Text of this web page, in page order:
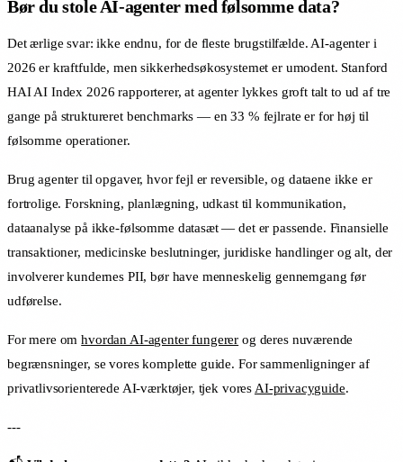
Bør du stole AI-agenter med følsomme data?
Det ærlige svar: ikke endnu, for de fleste brugstilfælde. AI-agenter i
2026 er kraftfulde, men sikkerhedsøkosystemet er umodent. Stanford
HAI AI Index 2026 rapporterer, at agenter lykkes groft talt to ud af tre
gange på struktureret benchmarks — en 33 % fejlrate er for høj til
følsomme operationer.
Brug agenter til opgaver, hvor fejl er reversible, og dataene ikke er
fortrolige. Forskning, planlægning, udkast til kommunikation,
dataanalyse på ikke-følsomme datasæt — det er passende. Finansielle
transaktioner, medicinske beslutninger, juridiske handlinger og alt, der
involverer kundernes PII, bør have menneskelig gennemgang før
udførelse.
For mere omhvordan AI-agenter fungerer og deres nuværende
begrænsninger, se vores komplette guide. For sammenligninger af
privatlivsorienterede AI-værktøjer, tjek vores AI-privacyguide.
---